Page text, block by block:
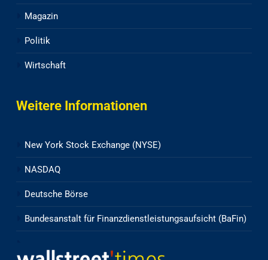
Magazin
Politik
Wirtschaft
Weitere Informationen
New York Stock Exchange (NYSE)
NASDAQ
Deutsche Börse
Bundesanstalt für Finanzdienstleistungsaufsicht (BaFin)